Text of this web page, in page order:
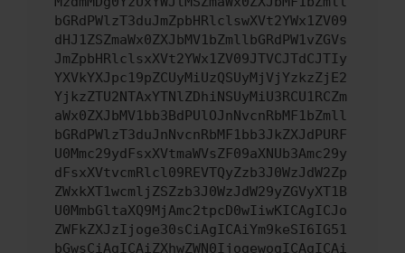
bGRdPWlzT3duJmZpbHRlclswXVt2YWx1ZV09
dHJ1ZSZmaWx0ZXJbMV1bZmllbGRdPW1vZGVs
JmZpbHRlclsxXVt2YWx1ZV09JTVCJTdCJTIy
YXVkYXJpc19pZCUyMiUzQSUyMjVjYzkzZjE2
YjkzZTU2NTAxYTNlZDhiNSUyMiU3RCU1RCZm
aWx0ZXJbMV1bb3BdPUlOJnNvcnRbMF1bZmll
bGRdPWlzT3duJnNvcnRbMF1bb3JkZXJdPURF
U0Mmc29ydFsxXVtmaWVsZF09aXNUb3Amc29y
dFsxXVtvcmRlcl09REVTQyZzb3J0WzJdW2Zp
ZWxkXT1wcmljZSZzb3J0WzJdW29yZGVyXT1B
U0MmbGltaXQ9MjAmc2tpcD0wIiwKICAgICJo
ZWFkZXJzIjoge30sCiAgICAiYm9keSI6IG51
bGwsCiAgICAiZXhwZWN0IjogewogICAgICAi